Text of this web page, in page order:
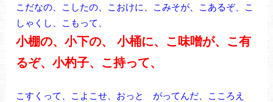
こだなの、こしたの、こおけに、こみそが、こあるぞ、こ
しゃくし、こもって、
小棚の、小下の、 小桶に、こ味噌が、こ有
るぞ、小杓子、こ持って、
こすくって、こよこせ、おっと がってんだ、こころえ